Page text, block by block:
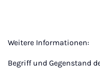
Weitere Informationen:
Begriff und Gegenstand